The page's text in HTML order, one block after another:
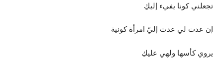
تجعلني كونا يفيء إليكِ
إن عدت لي عدت إليّ امرأة كونية
يروي كأسها ولهي عليكِ